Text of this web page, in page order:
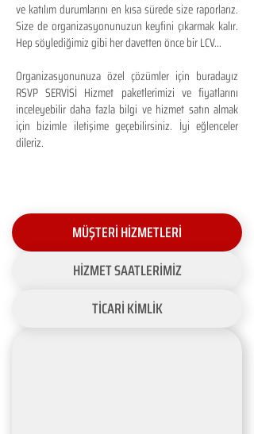
ve katılım durumlarını en kısa sürede size raporlarız.
Size de organizasyonunuzun keyfini çıkarmak kalır.
Hep söylediğimiz gibi her davetten önce bir LCV...
Organizasyonunuza özel çözümler için buradayız
RSVP SERVİSİ Hizmet paketlerimizi ve fiyatlarını
inceleyebilir daha fazla bilgi ve hizmet satın almak
için bizimle iletişime geçebilirsiniz. İyi eğlenceler
dileriz.
MÜŞTERİ HİZMETLERİ
HİZMET SAATLERİMİZ
TİCARİ KİMLİK